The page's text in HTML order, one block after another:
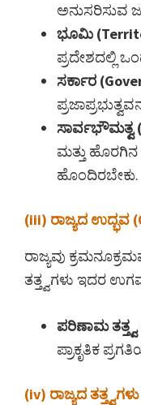
ಅನುಸರಿಸುವ
ಭೂಮಿ
ಪ್ರದೇಶದಲ್ಲಿ
ಸರ್ಕಾರ
ಸಾರ್ವಭೌಮತ್ವ
ಮತ್ತು
ಹೊಂದಿರಬೇಕು.
(iii) ರಾಜ್ಯದ ಉದ್ಭವ
ರಾಜ್ಯವು
ತತ್ತ್ವಗಳು ಇದರ
ಪರಿಣಾಮ
ಪ್ರಾಕೃತಿಕ
(iv) ರಾಜ್ಯದ